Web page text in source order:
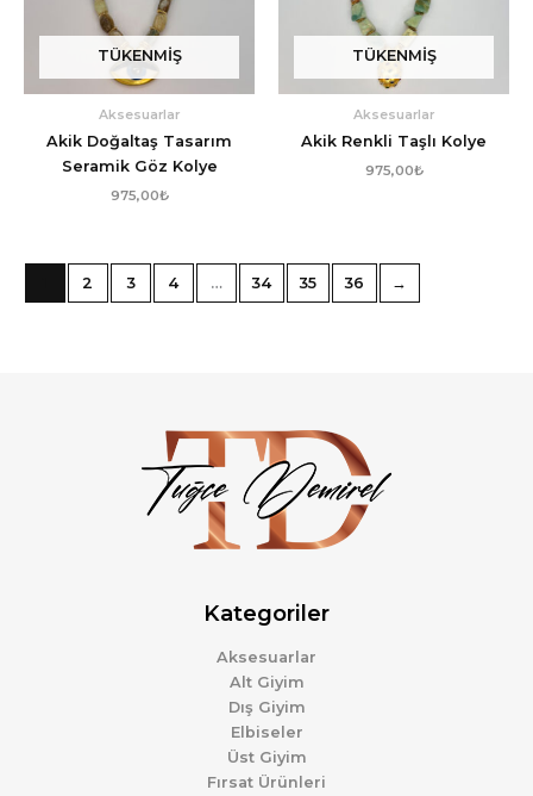
TÜKENMIŞ
Aksesuarlar
Akik Doğaltaş Tasarım
Seramik Göz Kolye
975,00₺
TÜKENMIŞ
Aksesuarlar
Akik Renkli Taşlı Kolye
975,00₺
2 3 4 … 34 35 36 →
Kategoriler
Aksesuarlar
Alt Giyim
Dış Giyim
Elbiseler
Üst Giyim
Fırsat Ürünleri